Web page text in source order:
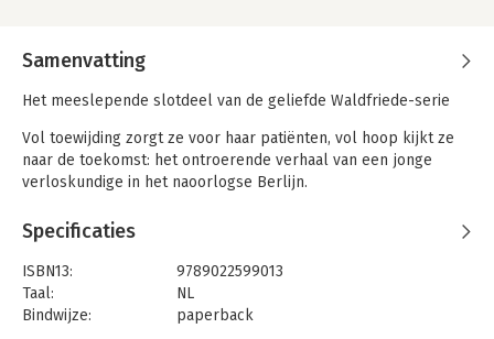
Samenvatting
Het meeslepende slotdeel van de geliefde Waldfriede-serie
Vol toewijding zorgt ze voor haar patiënten, vol hoop kijkt ze
naar de toekomst: het ontroerende verhaal van een jonge
verloskundige in het naoorlogse Berlijn.
Berlijn, 1948. Als de hulpgoederen eindelijk Waldfriede
bereiken, slaakt iedereen een zucht van verlichting. De nood is
hoog in het zwaar getroffen ziekenhuis, net als in de rest van
het belegerde West-Berlijn. Ook voor Christina, een
verloskundige in opleiding, staat elke dag voor een grote
uitdaging om haar patiënten te geven wat ze nodig hebben.
Specificaties
ISBN13:
9789022599013
Taal:
NL
Bindwijze:
paperback